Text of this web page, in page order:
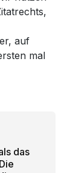
auf
mal
das